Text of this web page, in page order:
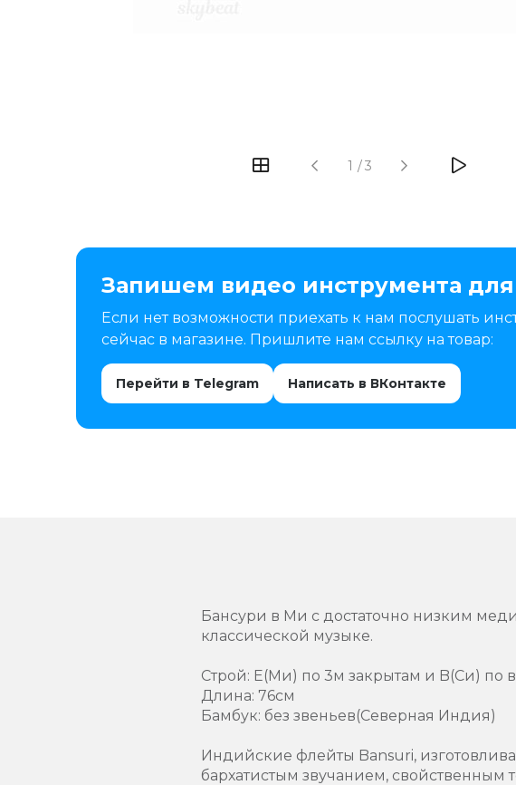
1 /3
Запишем видео инструмента для
Если нет возможности приехать к нам послушать
сейчас в магазине. Пришлите нам ссылку на товар:
Перейти в Telegram Написать в ВКонтакте
Бансури в Ми с достаточно низким
классической музыке.
Строй: Е(Ми) по 3м закрытам и B(Си) по
Длина: 76см
Бамбук: без звеньев(Северная Индия)
Индийские флейты Bansuri,
бархатистым звучанием,